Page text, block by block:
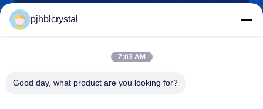
pjhblcrystal
7:03 AM
Good day, what product are you looking for?